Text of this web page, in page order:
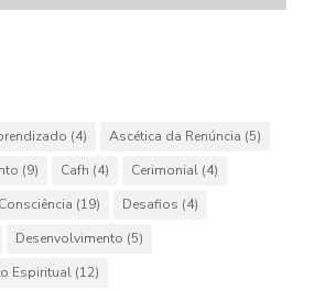
(4) Ascética da Renúncia (5)
(9) Cafh (4) Cerimonial(4)
Consciência (19) Desafios (4)
Desenvolvimento (5)
Espiritual(12)